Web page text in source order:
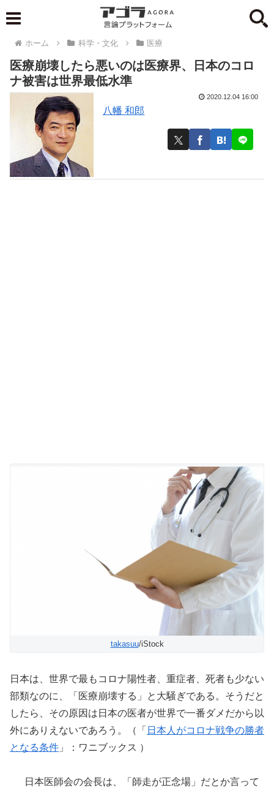
ホーム 科学・文化 医療
医療崩壊したら悪いのは医療界、日本のコロ
ナ被害は世界最低水準
八幡 和郎
2020.12.04 16:00
takasuu/iStock
日本は、世界で最もコロナ陽性者、重症者、死者も少ない
部類なのに、「医療崩壊する」と大騒ぎである。そうだと
したら、その原因は日本の医者が世界で一番ダメだから以
外にありえないであろう。（「 日本人がコロナ戦争の勝者
となる条件 」：ワニブックス ）
日本医師会の会長は、「師走が正念場」だとか言って